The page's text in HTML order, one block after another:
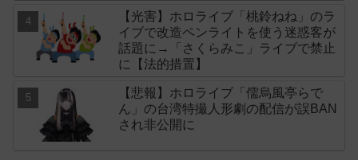
【光害】ホロライブ「桃鈴ねね」のラ
イブで改造ペンライトを使う迷惑客が
話題に→「さくらみこ」ライブで禁止
に【法的措置】
【悲報】ホロライブ「儒烏風亭らで
ん」の台湾特撮人形劇の配信が誤BAN
され非公開に